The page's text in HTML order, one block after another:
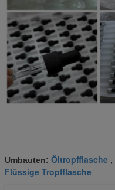
Umbauten: Öltropfflasche ,
Flüssige Tropfflasche